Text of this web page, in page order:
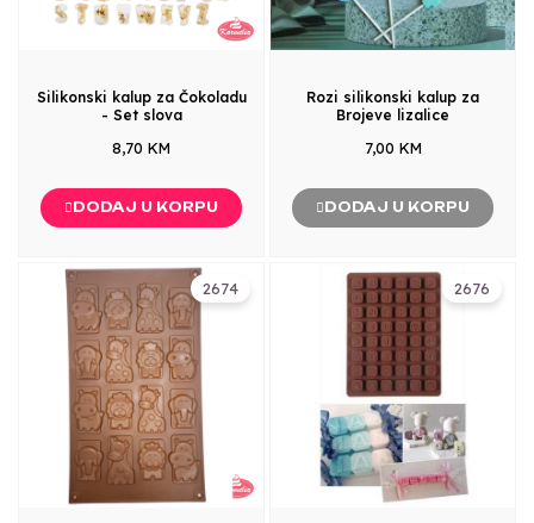
Silikonski kalup za Čokoladu
- Set slova
8,70 KM
DODAJ U KORPU
Rozi silikonski kalup za
Brojeve lizalice
7,00 KM
DODAJ U KORPU
2674 2676